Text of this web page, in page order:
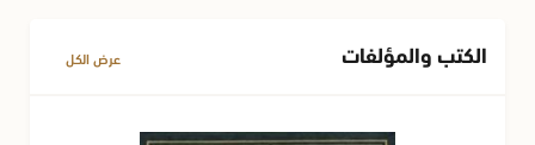
الكتب والمؤلفات عرض الكل